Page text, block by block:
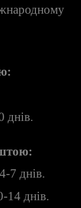
днів.
7 днів.
14 днів.